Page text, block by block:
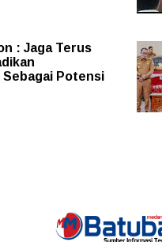
: Jaga Terus
Sebagai Potensi